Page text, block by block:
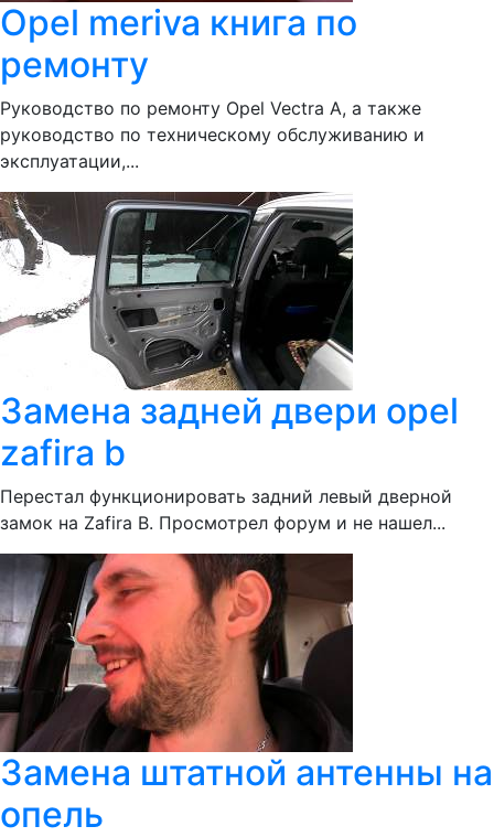
Opel meriva книга по
ремонту
Руководство по ремонту Opel Vectra A, а также
руководство по техническому обслуживанию и
эксплуатации,...
Замена задней двери opel
zafira b
Перестал функционировать задний левый дверной
замок на Zafira B. Просмотрел форум и не нашел...
Замена штатной антенны на
опель